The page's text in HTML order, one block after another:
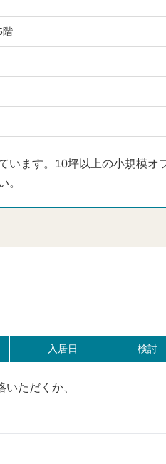
階
います。10坪以上の小規模オ
。
入居日 検討
ただくか、